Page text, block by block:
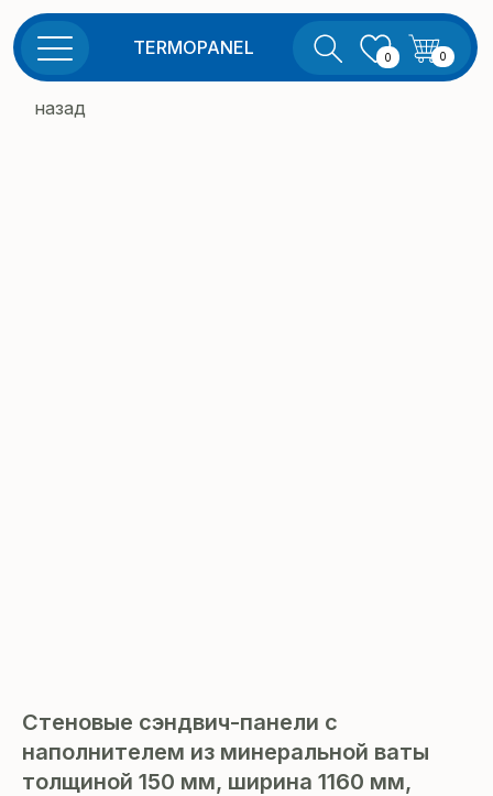
0
TERMOPANEL
назад
Стеновые сэндвич-панели с
наполнителем из минеральной ваты
толщиной 150 мм, ширина 1160 мм,